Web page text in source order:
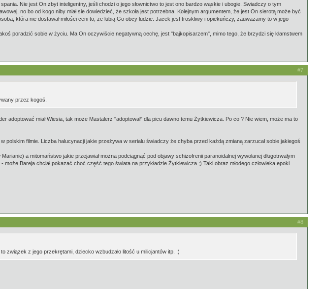
Nie jest On zbyt inteligentny, jeśli chodzi o jego słownictwo to jest ono bardzo wąskie i ubogie. Swiadczy o tym
no bo od kogo niby miał sie dowiedzieć, że szkoła jest potrzebna. Kolejnym argumentem, że jest On sierotą może być
która nie dostawał miłości ceni to, że lubią Go obcy ludzie. Jacek jest troskliwy i opiekuńczy, zauważamy to w jego
poradzić sobie w życiu. Ma On oczywiście negatywną cechę, jest "bajkopisarzem", mimo tego, że brzydzi się kłamstwem
#7
przez kogoś.
adoptować miał Wiesia, tak może Mastalerz "adoptował" dla picu dawno temu Żytkiewicza. Po co ? Nie wiem, może ma to
filmie. Liczba halucynacji jakie przeżywa w serialu świadczy że chyba przed każdą zmianą zarzucał sobie jakiegoś
a mitomaństwo jakie przejawiał można podciągnąć pod objawy schizofrenii paranoidalnej wywołanej długotrwałym
Bareja chciał pokazać choć część tego świata na przykładzie Żytkiewicza ;) Taki obraz młodego człowieka epoki
#8
związek z jego przekrętami, dziecko wzbudzało litość u milicjantów itp. ;)